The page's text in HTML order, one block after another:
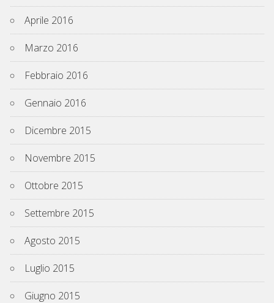
Aprile 2016
Marzo 2016
Febbraio 2016
Gennaio 2016
Dicembre 2015
Novembre 2015
Ottobre 2015
Settembre 2015
Agosto 2015
Luglio 2015
Giugno 2015